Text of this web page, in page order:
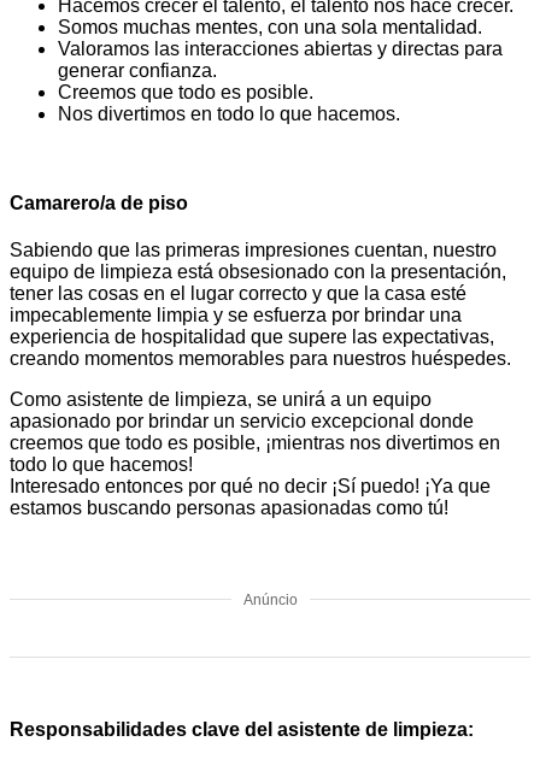
Hacemos crecer el talento, el talento nos hace crecer.
Somos muchas mentes, con una sola mentalidad.
Valoramos las interacciones abiertas y directas para
generar confianza.
Creemos que todo es posible.
Nos divertimos en todo lo que hacemos.
Camarero/a de piso
Sabiendo que las primeras impresiones cuentan, nuestro
equipo de limpieza está obsesionado con la presentación,
tener las cosas en el lugar correcto y que la casa esté
impecablemente limpia y se esfuerza por brindar una
experiencia de hospitalidad que supere las expectativas,
creando momentos memorables para nuestros huéspedes.
Como asistente de limpieza, se unirá a un equipo
apasionado por brindar un servicio excepcional donde
creemos que todo es posible, ¡mientras nos divertimos en
todo lo que hacemos!
Interesado entonces por qué no decir ¡Sí puedo! ¡Ya que
estamos buscando personas apasionadas como tú!
Anúncio
Responsabilidades clave del asistente de limpieza: